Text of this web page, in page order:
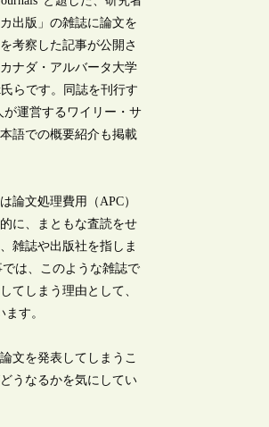
出版」の雑誌に論文を
考察した記事が公開さ
ナダ・アルバータ大学
らです。同誌を刊行す
が運営するワイリー・サ
語での概要紹介も掲載
論文処理費用（APC）
に、まともな査読をせ
雑誌や出版社を指しま
は、このような雑誌で
てしまう理由として、
す。
文を発表してしまうこ
うなるかを気にしてい